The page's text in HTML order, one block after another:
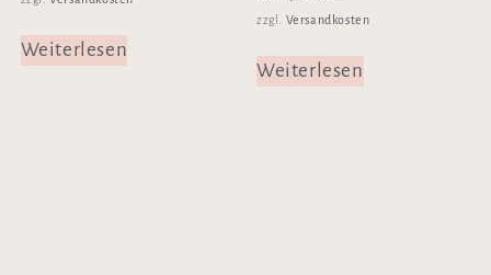
Weiterlesen
zzgl. Versandkosten
Weiterlesen